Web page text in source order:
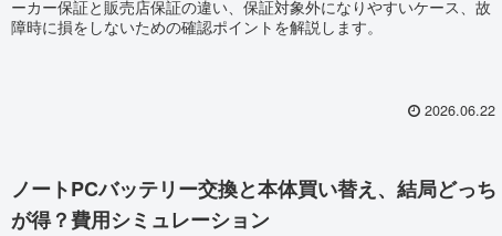
ーカー保証と販売店保証の違い、保証対象外になりやすいケース、故
障時に損をしないための確認ポイントを解説します。
2026.06.22
ノートPCバッテリー交換と本体買い替え、結局どっち
が得？費用シミュレーション